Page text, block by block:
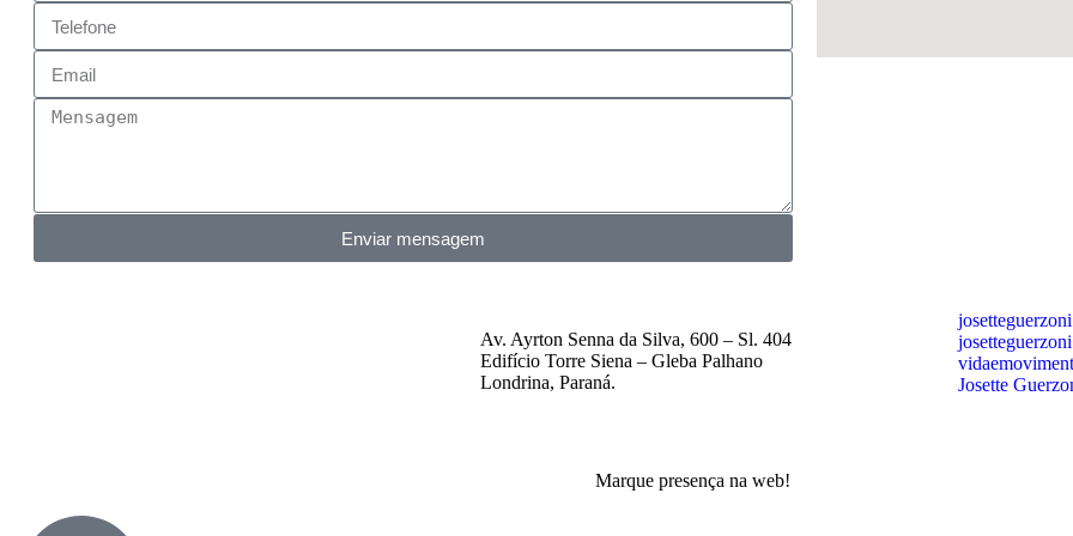
Enviar mensagem
Av. Ayrton Senna da Silva,600 – Sl.404
Edifício Torre Siena – GlebaPalhano
Londrina, Paraná.
josetteguerzoni
josetteguerzoni
Josette
Marque presença na web!